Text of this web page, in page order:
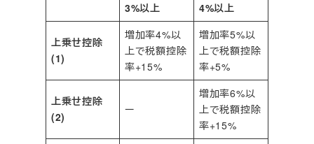
3%以上
4%以上
上乗せ控除
(1)
増加率4%以
上で税額控除
率+15%
増加率5%以
上で税額控除
率+5%
上乗せ控除
(2)
ー
増加率6%以
上で税額控除
率+15%